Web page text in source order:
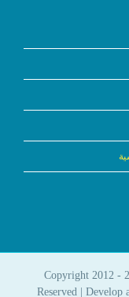
Copyright 2012 -
Reserved | Develop